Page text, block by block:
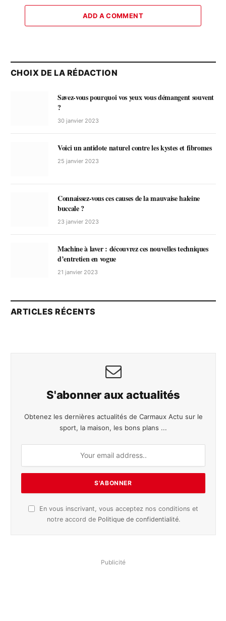
ADD A COMMENT
CHOIX DE LA RÉDACTION
Savez-vous pourquoi vos yeux vous démangent souvent
?
30 janvier 2023
Voici un antidote naturel contre les kystes et fibromes
25 janvier 2023
Connaissez-vous ces causes de la mauvaise haleine
buccale ?
23 janvier 2023
Machine à laver : découvrez ces nouvelles techniques
d’entretien en vogue
21 janvier 2023
ARTICLES RÉCENTS
S'abonner aux actualités
Obtenez les dernières actualités de Carmaux Actu sur le
sport, la maison, les bons plans ...
En vous inscrivant, vous acceptez nos conditions et
notre accord de Politique de confidentialité.
Publicité